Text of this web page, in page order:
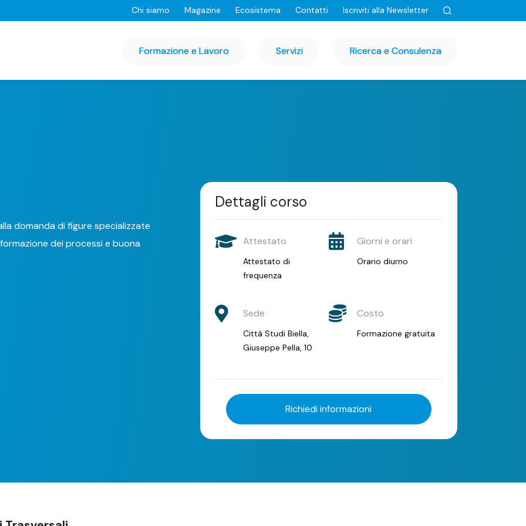
Chi siamo Magazine Ecosistema Contatti Iscriviti alla Newsletter
Formazione e Lavoro Servizi Ricerca e Consulenza
domanda di figure specializzate
dei processi e buona
Dettagli corso
Attestato
Attestato di
frequenza
Giorni e orari
Orario diurno
Sede
Città Studi Biella,
Giuseppe Pella, 10
Costo
Formazione gratuita
Richiedi informazioni